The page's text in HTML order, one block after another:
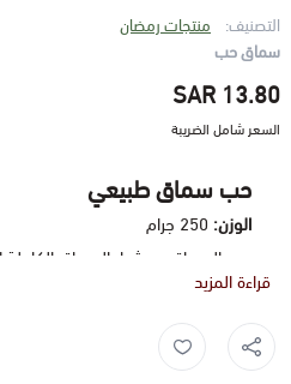
التصنيف:
منتجات رمضان
سماق حب
13.80 SAR
السعر شامل الضريبة
حب سماق طبيعي
الوزن:
حب السماق هو ثمار السماق
حبيبات حمراء داكنة
ويحتفظ بنكهته الطبيعية لفترة أطول.
الاستخدام:يُستخدم في الغالب
قراءة المزيد
سماق , سماق حب ,